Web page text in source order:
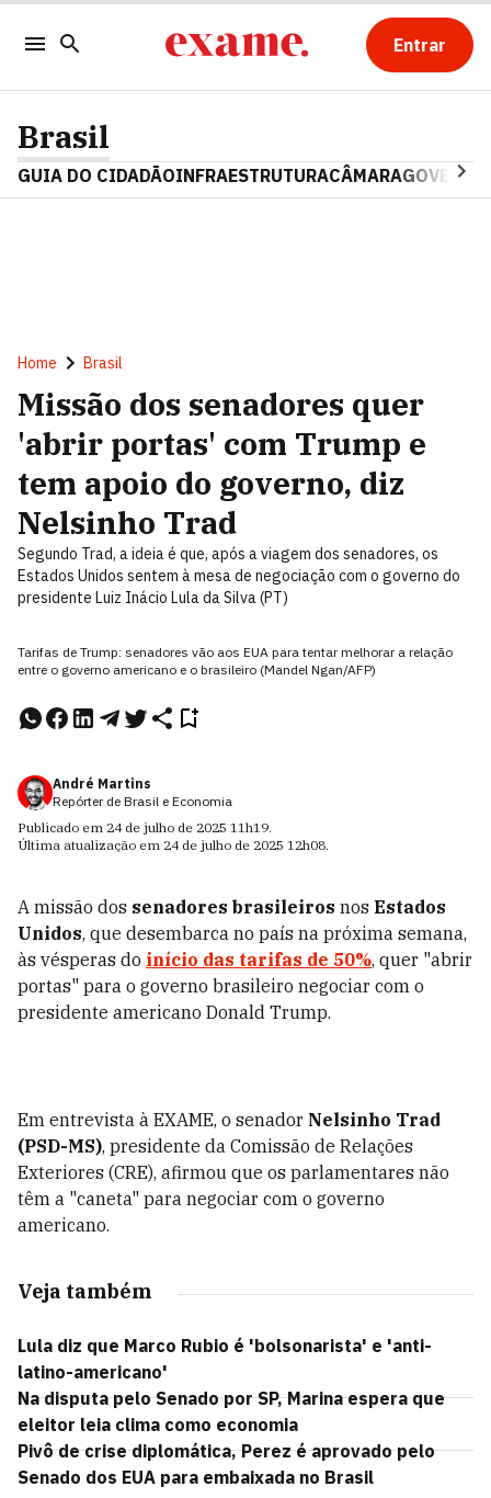
Entrar
Brasil
GUIA DO CIDADÃOINFRAESTRUTURACÂMARAGOVERNO
Home Brasil
Missão dos senadores quer
'abrir portas' com Trump e
tem apoio do governo, diz
Nelsinho Trad
Segundo Trad, a ideia é que, após a viagem dos senadores, os
Estados Unidos sentem à mesa de negociação com o governo do
presidente Luiz Inácio Lula da Silva (PT)
Tarifas de Trump: senadores vão aos EUA para tentar melhorar a relação
entre o governo americano e o brasileiro (Mandel Ngan/AFP)
André Martins
Repórter de Brasil e Economia
Publicado em 24 de julho de 2025 11h19.
Última atualização em 24 de julho de 2025 12h08.
A missão dos senadores brasileiros nos Estados
Unidos, que desembarca no país na próxima semana,
às vésperas do início das tarifas de 50%, quer "abrir
portas" para o governo brasileiro negociar com o
presidente americano Donald Trump.
Em entrevista à EXAME, o senador Nelsinho Trad
(PSD-MS), presidente da Comissão de Relações
Exteriores (CRE), afirmou que os parlamentares não
têm a "caneta" para negociar com o governo
americano.
Veja também
Lula diz que Marco Rubio é 'bolsonarista' e 'anti-
latino-americano'
Na disputa pelo Senado por SP, Marina espera que
eleitor leia clima como economia
Pivô de crise diplomática, Perez é aprovado pelo
Senado dos EUA para embaixada no Brasil